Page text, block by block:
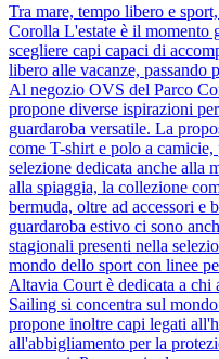
Tra mare, tempo libero e
Corolla L'estate è il momento
scegliere capi capaci di
libero alle vacanze, passando
Al negozio OVS del Parco
propone diverse ispirazioni
guardaroba versatile. La
come T-shirt e polo a
selezione dedicata anche alla
alla spiaggia, la collezione
bermuda, oltre ad accessori e
guardaroba estivo ci sono
stagionali presenti nella
mondo dello sport con linee
Altavia Court è dedicata a chi
Sailing si concentra sul
propone inoltre capi legati
all'abbigliamento per la